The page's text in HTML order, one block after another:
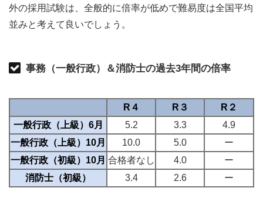
外の採用試験は、全般的に倍率が低めで難易度は全国平均
並みと考えて良いでしょう。
事務（一般行政）＆消防士の過去3年間の倍率
R４ R３
R２
一般行政（上級）6月
5.2 3.3
4.9
一般行政（上級）10月
10.0 5.0
ー
一般行政（初級）10月 合格者なし 4.0
ー
消防士（初級）
3.4 2.6 ー